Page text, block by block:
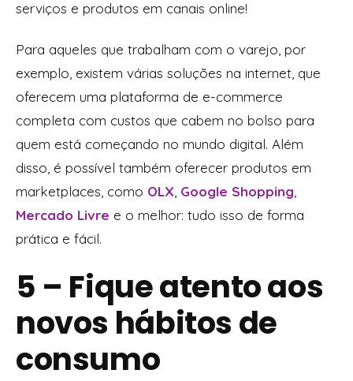
serviços e produtos em canais online!
Para aqueles que trabalham com o varejo, por
exemplo, existem várias soluções na internet, que
oferecem uma plataforma de e-commerce
completa com custos que cabem no bolso para
quem está começando no mundo digital. Além
disso, é possível também oferecer produtos em
marketplaces, como OLX, Google Shopping,
Mercado Livre e o melhor: tudo isso de forma
prática e fácil.
5 – Fique atento aos
novos hábitos de
consumo